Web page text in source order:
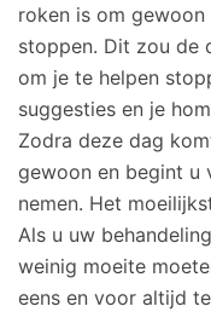
roken is om
stoppen. Dit zou de
om je te helpen
suggesties en je
Zodra deze dag
gewoon en begint u
nemen. Het
Als u uw
weinig moeite
eens en voor altijd